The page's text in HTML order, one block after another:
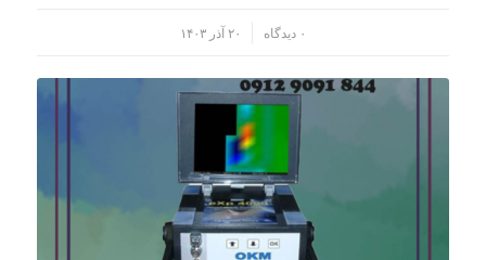
۰ دیدگاه ۲۰ آذر ۱۴۰۳